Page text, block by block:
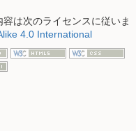
は次のライセンスに従いま
4.0 International